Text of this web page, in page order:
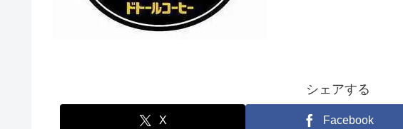
シェアする
X Facebook